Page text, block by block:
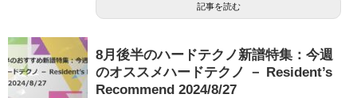
記事を読む
8月後半のハードテクノ新譜特集：今週
のオススメハードテクノ － Resident’s
Recommend 2024/8/27